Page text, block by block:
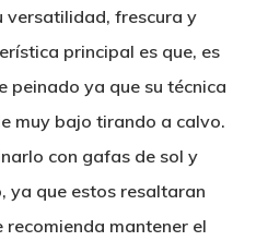
versatilidad, frescura y
principal es que, es
peinado ya que su técnica
muy bajo tirando a calvo.
con gafas de sol y
ya que estos resaltaran
mantener el